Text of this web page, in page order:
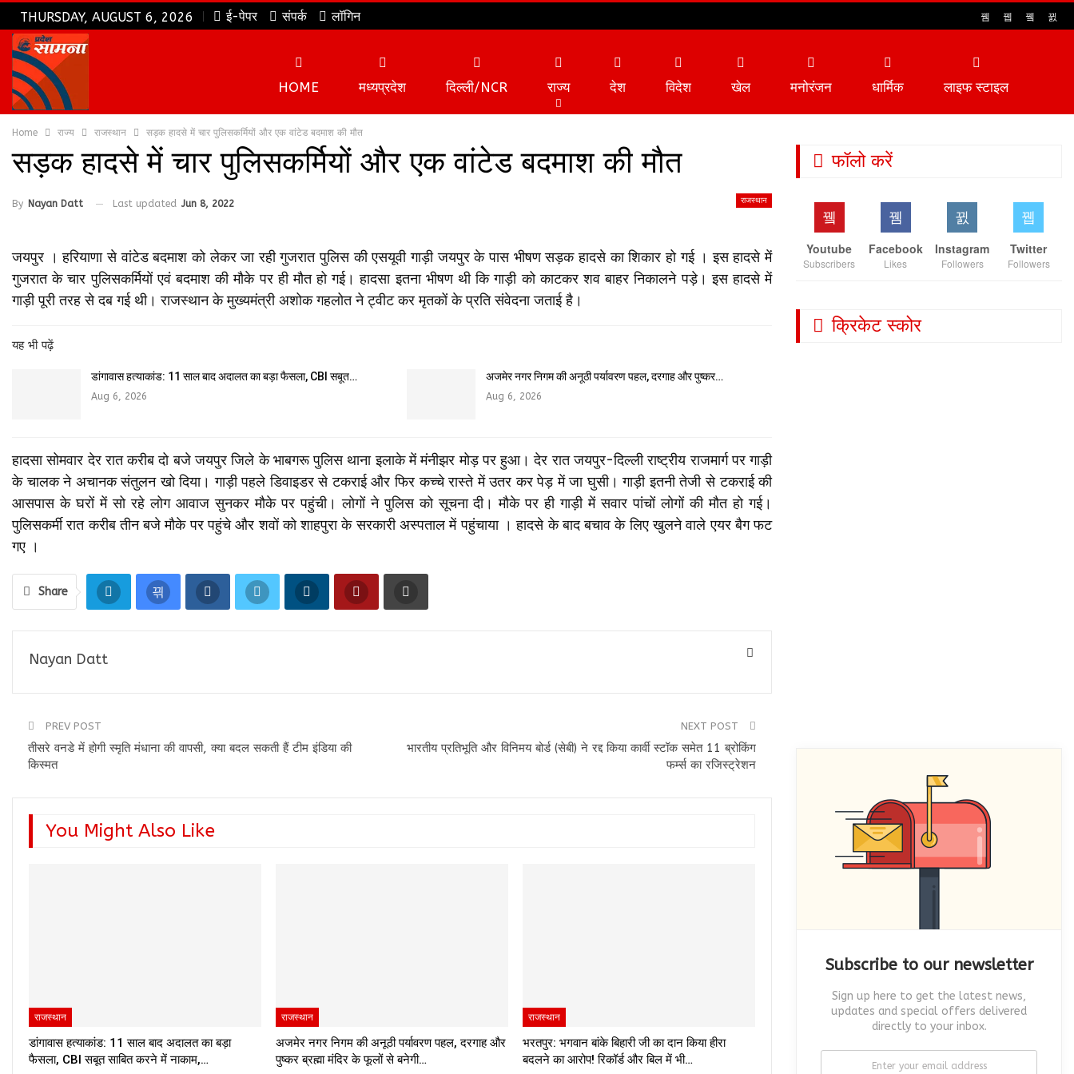
THURSDAY, AUGUST 6, 2026 ई-पेपर संपर्क लॉगिन
HOME मध्यप्रदेश दिल्ली/NCR राज्य देश विदेश खेल मनोरंजन धार्मिक लाइफ स्टाइल
व्यापार टेक्नोलॉजी
Home राज्य राजस्थान सड़क हादसे में चार पुलिसकर्मियों और एक वांटेड बदमाश की मौत
सड़क हादसे में चार पुलिसकर्मियों और एक वांटेड बदमाश की मौत
राजस्थान
By Nayan Datt Last updated Jun 8, 2022
जयपुर । हरियाणा से वांटेड बदमाश को लेकर जा रही गुजरात पुलिस की एसयूवी गाड़ी जयपुर के पास भीषण सड़क हादसे का शिकार हो गई । इस हादसे में
गुजरात के चार पुलिसकर्मियों एवं बदमाश की मौके पर ही मौत हो गई। हादसा इतना भीषण थी कि गाड़ी को काटकर शव बाहर निकालने पड़े। इस हादसे में
गाड़ी पूरी तरह से दब गई थी। राजस्थान के मुख्यमंत्री अशोक गहलोत ने ट्वीट कर मृतकों के प्रति संवेदना जताई है।
यह भी पढ़ें
डांगावास हत्याकांड: 11 साल बाद अदालत का बड़ा फैसला, CBI सबूत…
Aug 6, 2026
अजमेर नगर निगम की अनूठी पर्यावरण पहल, दरगाह और पुष्कर…
Aug 6, 2026
हादसा सोमवार देर रात करीब दो बजे जयपुर जिले के भाबगरू पुलिस थाना इलाके में मंनीझर मोड़ पर हुआ। देर रात जयपुर-दिल्ली राष्ट्रीय राजमार्ग पर गाड़ी
के चालक ने अचानक संतुलन खो दिया। गाड़ी पहले डिवाइडर से टकराई और फिर कच्चे रास्ते में उतर कर पेड़ में जा घुसी। गाड़ी इतनी तेजी से टकराई की
आसपास के घरों में सो रहे लोग आवाज सुनकर मौके पर पहुंची। लोगों ने पुलिस को सूचना दी। मौके पर ही गाड़ी में सवार पांचों लोगों की मौत हो गई।
पुलिसकर्मी रात करीब तीन बजे मौके पर पहुंचे और शवों को शाहपुरा के सरकारी अस्पताल में पहुंचाया । हादसे के बाद बचाव के लिए खुलने वाले एयर बैग फट
गए ।
Share
Nayan Datt
PREV POST
तीसरे वनडे में होगी स्मृति मंधाना की वापसी, क्‍या बदल सकती हैं टीम इंडिया की
किस्मत
NEXT POST
भारतीय प्रतिभूति और विनिमय बोर्ड (सेबी) ने रद्द किया कार्वी स्टॉक समेत 11 ब्रोकिंग
फर्म्स का रजिस्ट्रेशन
You Might Also Like
राजस्थान
डांगावास हत्याकांड: 11 साल बाद अदालत का बड़ा
फैसला, CBI सबूत साबित करने में नाकाम,…
राजस्थान
अजमेर नगर निगम की अनूठी पर्यावरण पहल, दरगाह और
पुष्कर ब्रह्मा मंदिर के फूलों से बनेगी…
राजस्थान
भरतपुर: भगवान बांके बिहारी जी का दान किया हीरा
बदलने का आरोप! रिकॉर्ड और बिल में भी…
फॉलो करें
Youtube
Subscribers
Facebook
Likes
Instagram
Followers
Twitter
Followers
क्रिकेट स्कोर
Subscribe to our newsletter
Sign up here to get the latest news,
updates and special offers delivered
directly to your inbox.